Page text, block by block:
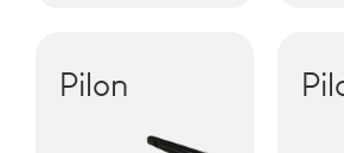
Pilon